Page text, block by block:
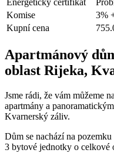
Energetický certifikát
Komise
3%
Kupní cena
Apartmánový
oblast Rijeka,
Jsme rádi, že vám můžeme
apartmány a
Kvarnerský záliv.
Dům se nachází na
3 bytové jednotky o celkové